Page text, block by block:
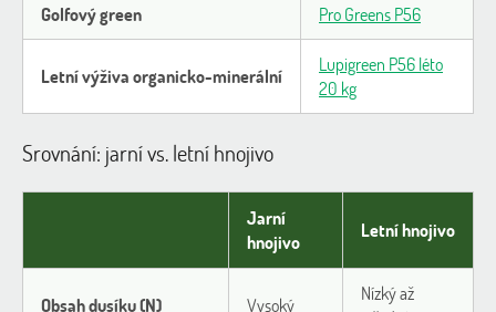
Golfový green Pro Greens P56
Letní výživa organicko-minerální
Lupigreen P56 léto
20 kg
Srovnání: jarní vs. letní hnojivo
Jarní
hnojivo
Letní hnojivo
Obsah dusíku (N) Vysoký
Nízký až